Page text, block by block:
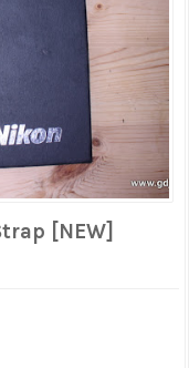
[NEW]